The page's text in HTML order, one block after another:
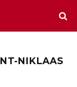
NIKLAAS